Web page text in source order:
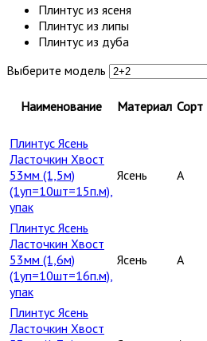
Плинтус из ясеня
Плинтус из липы
Плинтус из дуба
Выберите модель
Наименование Материал Сорт
Плинтус Ясень
Ласточкин Хвост
53мм (1,5м)
(1уп=10шт=15п.м),
упак
Ясень A
Плинтус Ясень
Ласточкин Хвост
53мм (1,6м)
(1уп=10шт=16п.м),
упак
Ясень A
Плинтус Ясень
Ласточкин Хвост